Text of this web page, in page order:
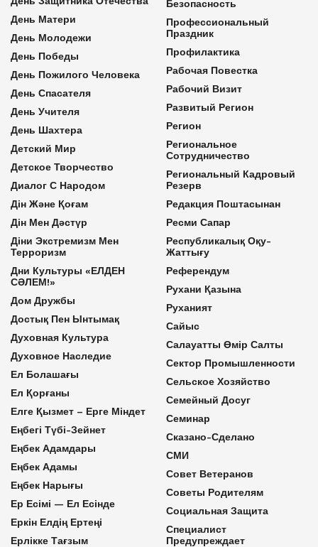
День Матери
День Молодежи
День Победы
День Пожилого Человека
День Спасателя
День Учителя
День Шахтера
Детский Мир
Детское Творчество
Диалог С Народом
Дін Және Қоғам
Дін Мен Дәстүр
Діни Экстремизм Мен
Терроризм
Дни Культуры «ЕЛДЕН
СӘЛЕМ!»
Дом Дружбы
Достық Пен Ынтымақ
Духовная Культура
Духовное Наследие
Ел Болашағы
Ел Қорғаны
Елге Қызмет – Ерге Міндет
Еңбегі Түбі-Зейнет
Еңбек Адамдары
Еңбек Адамы
Еңбек Нарығы
Ер Есімі — Ел Есінде
Еркін Елдің Ертеңі
Ерлікке Тағзым
Безопасность
Профессиональный
Праздник
Профилактика
Рабочая Повестка
Рабочий Визит
Развитый Регион
Регион
Региональное
Сотрудничество
Региональный Кадровый
Резерв
Редакция Поштасынан
Ресми Сапар
Республикалық Оқу-
Жаттығу
Референдум
Рухани Қазына
Руханият
Сайыс
Салауатты Өмір Салты
Сектор Промышленности
Сельское Хозяйство
Семейный Досуг
Семинар
Сказано-Сделано
СМИ
Совет Ветеранов
Советы Родителям
Социальная Защита
Специалист
Предупреждает